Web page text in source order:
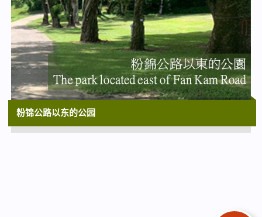
香港电影资料馆电影院
17:30
夏日亲子电影节 2026 「动画短片大派对1：
有毛有翼」
香港太空馆演讲厅
19:30
「香港芭蕾舞学会超新星大赏2026」
大埔文娱中心演艺厅
粉锦公路以东的公园